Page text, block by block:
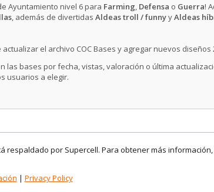
Ayuntamiento nivel 6 para Farming, Defensa o Guerra!
, además de divertidas Aldeas troll / funnyyAldeas
el archivo COC Bases y agregar nuevos
las bases por fecha, vistas, valoración o última
usuarios a elegir.
respaldado por Supercell. Para obtener más
| Privacy Policy